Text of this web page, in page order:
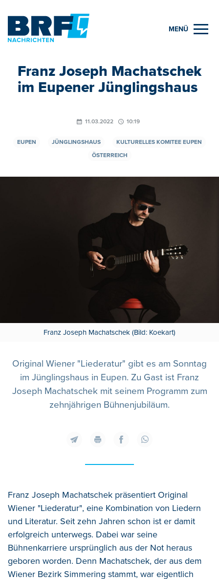
MENÜ
Franz Joseph Machatschek
im Eupener Jünglingshaus
11.03.2022 10:19
EUPEN JÜNGLINGSHAUS
KULTURELLES KOMITEE EUPEN
ÖSTERREICH
Franz Joseph Machatschek (Bild: Koekart)
Original Wiener "Liederatur" gibt es am Sonntag
im Jünglingshaus in Eupen. Zu Gast ist Franz
Joseph Machatschek mit seinem Programm zum
zehnjährigen Bühnenjubiläum.
Franz Joseph Machatschek präsentiert Original
Wiener "Liederatur", eine Kombination von Liedern
und Literatur. Seit zehn Jahren schon ist er damit
erfolgreich unterwegs. Dabei war seine
Bühnenkarriere ursprünglich aus der Not heraus
geboren worden. Denn Machatschek, der aus dem
Wiener Bezirk Simmering stammt, war eigentlich